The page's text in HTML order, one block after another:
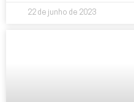
22 de junho de 2023